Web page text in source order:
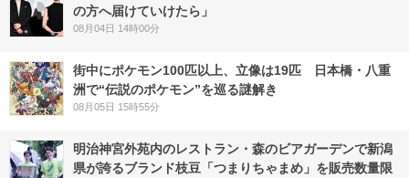
の方へ届けていけたら」
08月04日 14時00分
街中にポケモン100匹以上、立像は19匹 日本橋・八重
洲で“伝説のポケモン”を巡る謎解き
08月05日 15時55分
明治神宮外苑内のレストラン・森のビアガーデンで新潟
県が誇るブランド枝豆「つまりちゃまめ」を販売数量限